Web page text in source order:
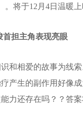
。将于12月4日温暖上映
首担主角表现亮眼
和相爱的故事为线索
，，但治疗产生的副作
还存在吗？？答案